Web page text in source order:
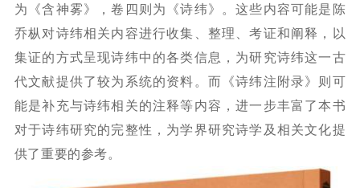
为《含神雾》，卷四则为《诗纬》。这些内容可能是陈
乔枞对诗纬相关内容进行收集、整理、考证和阐释，以
集证的方式呈现诗纬中的各类信息，为研究诗纬这一古
代文献提供了较为系统的资料。而《诗纬注附录》则可
能是补充与诗纬相关的注释等内容，进一步丰富了本书
对于诗纬研究的完整性，为学界研究诗学及相关文化提
供了重要的参考。